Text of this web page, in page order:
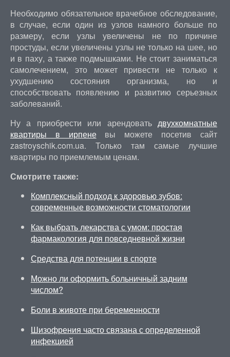
Необходимо обязательное врачебное обследование,
в случае, если один из узлов намного больше по
размеру, если узлы увеличены не по причине
простуды, если увеличены узлы не только на шее, но
и в паху, а также подмышками. Не стоит заниматься
самолечением, это может привести не только к
ухудшению состояния организма, но и
способствовать появлению и развитию серьезных
заболеваний.
Ну а приобрести или арендовать двухкомнатные
квартиры в ирпеневы можете посетив сайт
zastroyschik.com.ua. Только там самые лучшие
квартиры по приемлемым ценам.
Смотрите также:
Комплексный подход к здоровью зубов:
современные возможности стоматологии
Как выбрать лекарства с умом: простая
фармакология для повседневной жизни
Средства для потенции в спорте
Можно ли оформить больничный задним
числом?
Боли в животе при беременности
Шизофрения часто связана с определенной
инфекцией